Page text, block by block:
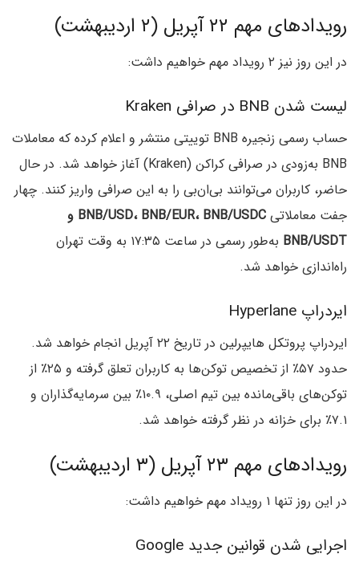
رویدادهای مهم ۲۲ آپریل (۲ اردیبهشت)
در این روز نیز ۲ رویداد مهم خواهیم داشت:
لیست شدن BNB در صرافی Kraken
حساب رسمی زنجیره BNB توییتی منتشر و اعلام کرده که معاملات
BNB به‌زودی در صرافی کراکن (Kraken) آغاز خواهد شد. در حال
حاضر، کاربران می‌توانند بی‌ان‌بی را به این صرافی واریز کنند. چهار
جفت معاملاتی
BNB/USD، BNB/EUR، BNB/USDC و
BNB/USDT
به‌طور رسمی در ساعت ۱۷:۳۵ به وقت تهران
راه‌اندازی خواهد شد.
ایردراپ Hyperlane
ایردراپ پروتکل هایپرلین در تاریخ ۲۲ آپریل انجام خواهد شد.
حدود ۵۷٪ از تخصیص توکن‌ها به کاربران تعلق گرفته و ۲۵٪ از
توکن‌های باقی‌مانده بین تیم اصلی، ۱۰.۹٪ بین سرمایه‌گذاران و
۷.۱٪ برای خزانه‌ در نظر گرفته خواهد شد.
رویدادهای مهم ۲۳ آپریل (۳ اردیبهشت)
در این روز تنها ۱ رویداد مهم خواهیم داشت:
اجرایی شدن قوانین جدید Google